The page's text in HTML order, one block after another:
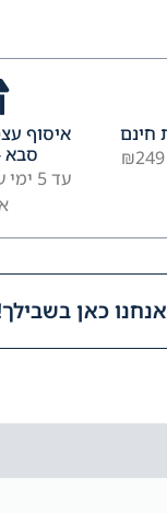
חינם
איסוף
סבא
עד 5
כאן